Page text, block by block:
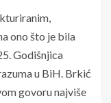
ono što je bila
Godišnjica
u BiH. Brkić
govoru najviše